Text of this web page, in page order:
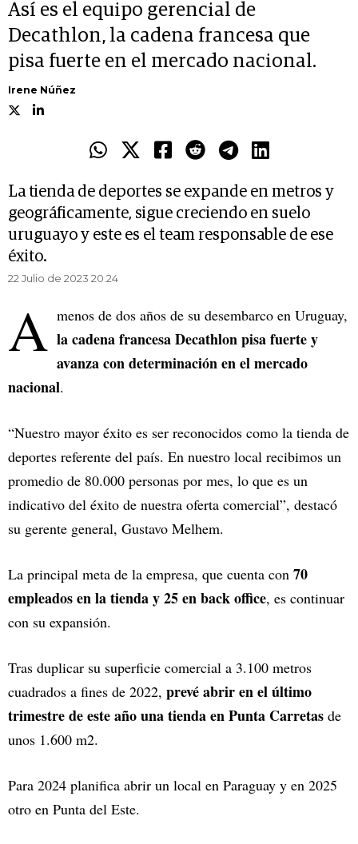
Así es el equipo gerencial de
Decathlon, la cadena francesa que
pisa fuerte en el mercado nacional.
Irene Núñez
La tienda de deportes se expande en metros y
geográficamente, sigue creciendo en suelo
uruguayo y este es el team responsable de ese
éxito.
22 Julio de 2023 20.24
A menos de dos años de su desembarco en Uruguay,
la cadena francesa Decathlon pisa fuerte y
avanza con determinación en el mercado
nacional.
“Nuestro mayor éxito es ser reconocidos como la tienda de
deportes referente del país. En nuestro local recibimos un
promedio de 80.000 personas por mes, lo que es un
indicativo del éxito de nuestra oferta comercial”, destacó
su gerente general, Gustavo Melhem.
La principal meta de la empresa, que cuenta con 70
empleados en la tienda y 25 en back office, es continuar
con su expansión.
Tras duplicar su superficie comercial a 3.100 metros
cuadrados a fines de 2022, prevé abrir en el último
trimestre de este año una tienda en Punta Carretas de
unos 1.600 m2.
Para 2024 planifica abrir un local en Paraguay y en 2025
otro en Punta del Este.